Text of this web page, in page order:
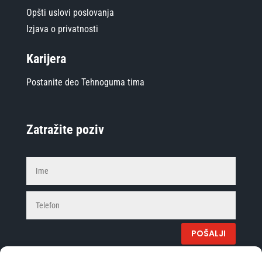
Opšti uslovi poslovanja
Izjava o privatnosti
Karijera
Postanite deo Tehnoguma tima
Zatražite poziv
POŠALJI